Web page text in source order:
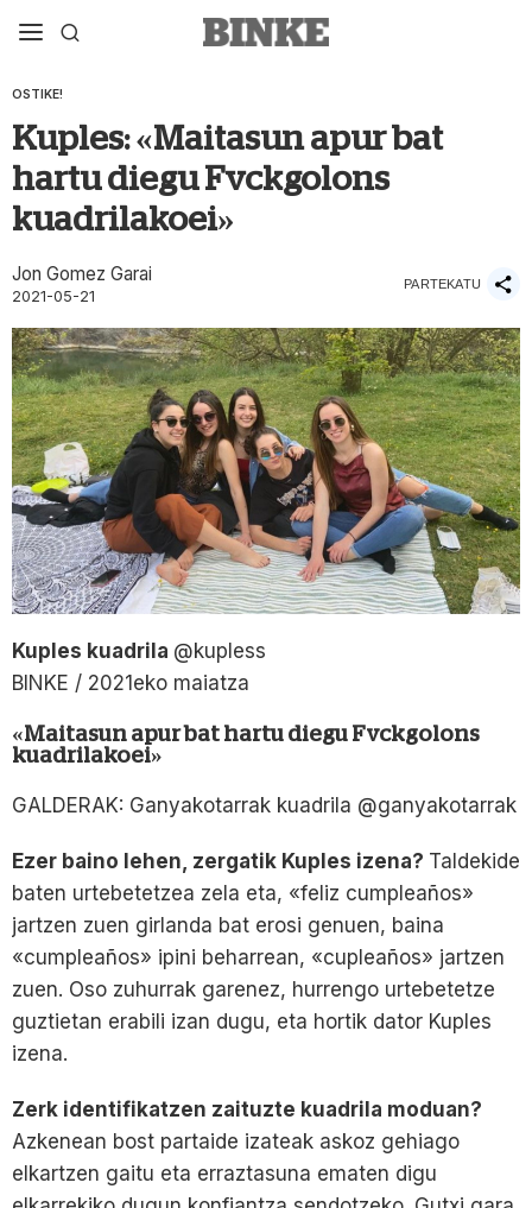
OSTIKE!
Kuples: «Maitasun apur bat
hartu diegu Fvckgolons
kuadrilakoei»
Jon Gomez Garai
2021-05-21
PARTEKATU
Kuples kuadrila @kupless
BINKE / 2021eko maiatza
«Maitasun apur bat hartu diegu Fvckgolons
kuadrilakoei»
GALDERAK: Ganyakotarrak kuadrila @ganyakotarrak
Ezer baino lehen, zergatik Kuples izena? Taldekide
baten urtebetetzea zela eta, «feliz cumpleaños»
jartzen zuen girlanda bat erosi genuen, baina
«cumpleaños» ipini beharrean, «cupleaños» jartzen
zuen. Oso zuhurrak garenez, hurrengo urtebetetze
guztietan erabili izan dugu, eta hortik dator Kuples
izena.
Zerk identifikatzen zaituzte kuadrila moduan?
Azkenean bost partaide izateak askoz gehiago
elkartzen gaitu eta erraztasuna ematen digu